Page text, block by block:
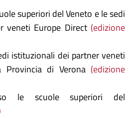
superiori del Veneto e le sedi
veneti Europe Direct (edizione
istituzionali dei partner veneti
Provincia di Verona (edizione
le scuole superiori del